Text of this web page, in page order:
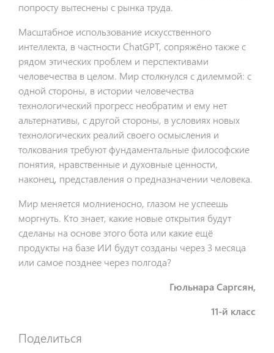
попросту вытеснены с рынка труда.
Масштабное использование искусственного
интеллекта, в частности ChatGPT, сопряжёно также с
рядом этических проблем и перспективами
человечества в целом. Мир столкнулся с дилеммой: с
одной стороны, в истории человечества
технологический прогресс необратим и ему нет
альтернативы, с другой стороны, в условиях новых
технологических реалий своего осмысления и
толкования требуют фундаментальные философские
понятия, нравственные и духовные ценности,
наконец, представления о предназначении человека.
Мир меняется молниеносно, глазом не успеешь
моргнуть. Кто знает, какие новые открытия будут
сделаны на основе этого бота или какие ещё
продукты на базе ИИ будут созданы через 3 месяца
или самое позднее через полгода?
Гюльнара Саргсян,
11-й класс
Поделиться